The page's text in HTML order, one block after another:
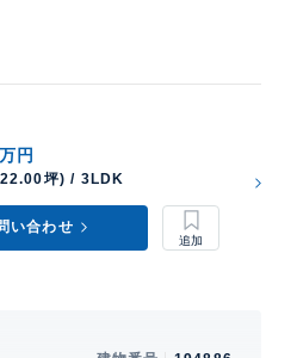
円
坪) / 3LDK
い合わせ